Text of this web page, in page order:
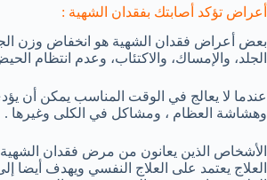
أعراض تؤكد أصابتك بفقدان الشهية :
بعض أعراض فقدان الشهية هو انخفاض وزن
الجلد، والإمساك، والاكتئاب، وعدم انتظام
عندما لا يعالج في الوقت المناسب يمكن أن
وهشاشة العظام ، ومشاكل في الكلى وغيرها .
الأشخاص الذين يعانون من مرض فقدان الشهية
العلاج يعتمد على العلاج النفسي ويهدف أيضا